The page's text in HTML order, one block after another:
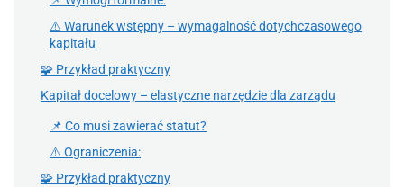
⚠️ Warunek wstępny – wymagalność dotychczasowego
kapitału
🧩 Przykład praktyczny
Kapitał docelowy – elastyczne narzędzie dla zarządu
📌 Co musi zawierać statut?
⚠️ Ograniczenia:
🧩 Przykład praktyczny